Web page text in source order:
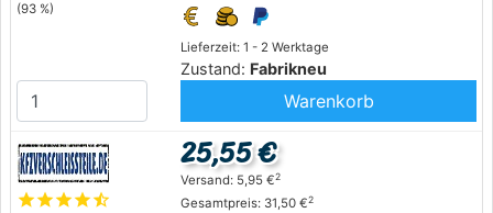
(93 %)
Lieferzeit: 1 - 2 Werktage
Zustand: Fabrikneu
Warenkorb
starstarstarstarstar_half
25,55 €
Versand: 5,95 €2
Gesamtpreis: 31,50 €2